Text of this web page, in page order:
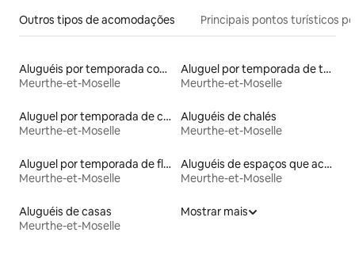
Outros tipos de acomodações Principais pontos turísticos
Aluguéis por temporada com café da manhã
Meurthe-et-Moselle
Aluguel por temporada de townhouses
Meurthe-et-Moselle
Aluguel por temporada de casas de hóspedes
Meurthe-et-Moselle
Aluguéis de chalés
Meurthe-et-Moselle
Aluguel por temporada de flats
Meurthe-et-Moselle
Aluguéis de espaços que aceitam animais de estimação
Meurthe-et-Moselle
Aluguéis de casas
Meurthe-et-Moselle
Mostrar mais